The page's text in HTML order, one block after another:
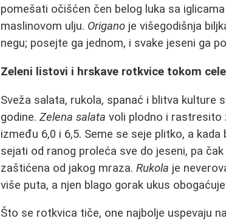
pomešati očišćen čen belog luka sa
maslinovom ulju. Origano je višegodišnja
negu; posejte ga jednom, i svake jeseni ga
Zeleni listovi i hrskave rotkvice tokom
Sveža salata, rukola, spanać i blitva kulture
godine.Zelena salata voli plodno i rastresito
između 6,0 i 6,5. Seme se seje plitko, a
sejati od ranog proleća sve do jeseni, pa čak
zaštićena od jakog mraza.Rukola je
više puta, a njen blago gorak ukus
Što se rotkvica tiče, one najbolje uspevaju